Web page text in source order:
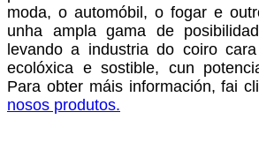
moda, o automóbil, o fogar e
unha ampla gama de
levando a industria do coiro
ecolóxica e sostible, cun
Para obter máis información, fai
nosos produtos.